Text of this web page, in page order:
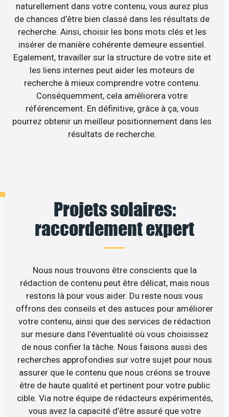
naturellement dans votre contenu, vous aurez plus
de chances d’être bien classé dans les résultats de
recherche. Ainsi, choisir les bons mots clés et les
insérer de manière cohérente demeure essentiel.
Egalement, travailler sur la structure de votre site et
les liens internes peut aider les moteurs de
recherche à mieux comprendre votre contenu.
Conséquemment, cela améliorera votre
référencement. En définitive, grâce à ça, vous
pourrez obtenir un meilleur positionnement dans les
résultats de recherche.
Projets solaires:
raccordement expert
Nous nous trouvons être conscients que la
rédaction de contenu peut être délicat, mais nous
restons là pour vous aider. Du reste nous vous
offrons des conseils et des astuces pour améliorer
votre contenu, ainsi que des services de rédaction
sur mesure dans l’éventualité où vous choisissez
de nous confier la tâche. Nous faisons aussi des
recherches approfondies sur votre sujet pour nous
assurer que le contenu que nous créons se trouve
être de haute qualité et pertinent pour votre public
cible. Via notre équipe de rédacteurs expérimentés,
vous avez la capacité d’être assuré que votre